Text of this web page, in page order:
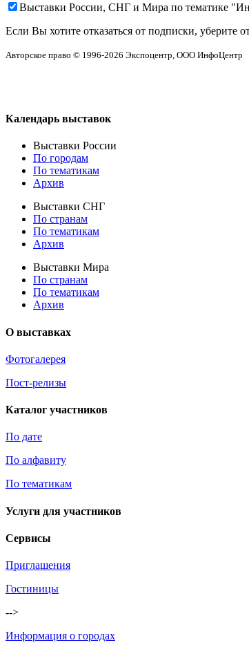
Выставки России, СНГ и Мира по тематике
Если Вы хотите отказаться от подписки, уберите
Авторское право © 1996-2026 Экспоцентр, ООО ИнфоЦентр
Календарь выставок
Выставки России
По городам
По тематикам
Архив
Выставки СНГ
По странам
По тематикам
Архив
Выставки Мира
По странам
По тематикам
Архив
О выставках
Фотогалерея
Пост-релизы
Каталог участников
По дате
По алфавиту
По тематикам
Услуги для участников
Сервисы
Приглашения
Гостиницы
-->
Информация о городах